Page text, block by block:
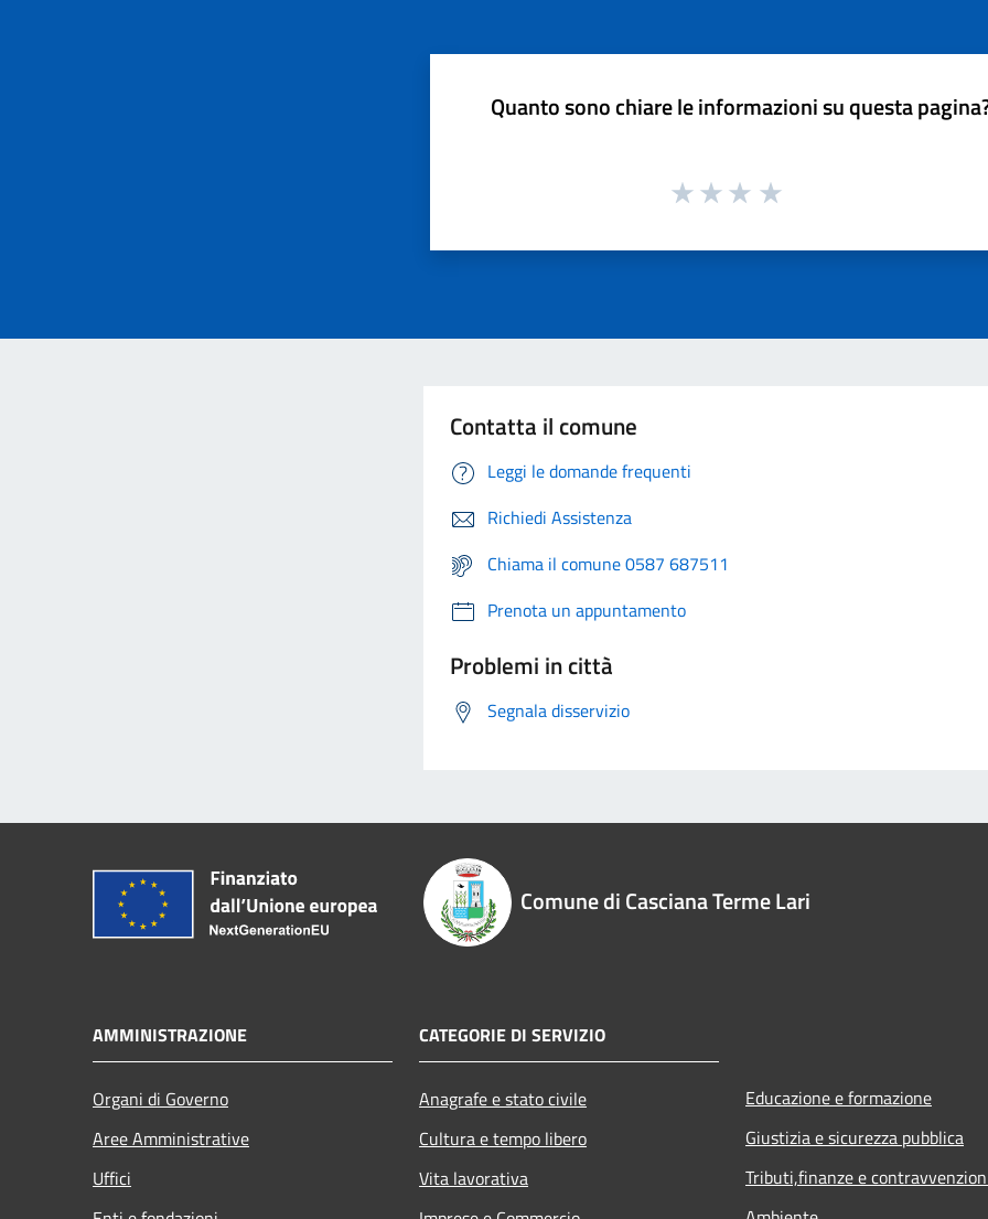
Quanto sono chiare le informazioni su questa
Contatta il comune
Leggi le domande frequenti
Richiedi Assistenza
Chiama il comune 0587 687511
Prenota un appuntamento
Problemi in città
Segnala disservizio
Comune di Casciana Terme Lari
AMMINISTRAZIONE
Organi di Governo
Aree Amministrative
Uffici
CATEGORIE DI SERVIZIO
Anagrafe e stato civile
Cultura e tempo libero
Vita lavorativa
Educazione e formazione
Giustizia e sicurezza pubblica
Tributi,finanze e